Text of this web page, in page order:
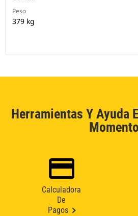
Peso
379 kg
Herramientas Y Ayuda
Momento
Calculadora
De
Pagos